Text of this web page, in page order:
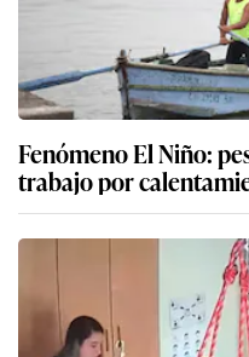
Fenómeno El Niño:
trabajo por